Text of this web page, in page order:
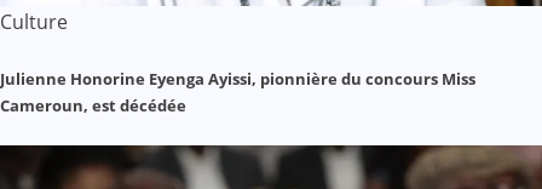
Culture
Julienne Honorine Eyenga Ayissi, pionnière du concours Miss
Cameroun, est décédée